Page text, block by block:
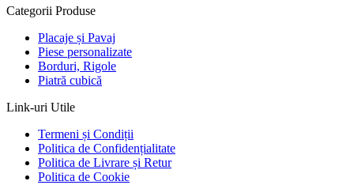
Categorii Produse
Placaje și Pavaj
Piese personalizate
Borduri, Rigole
Piatră cubică
Link-uri Utile
Termeni și Condiții
Politica de Confidențialitate
Politica de Livrare și Retur
Politica de Cookie